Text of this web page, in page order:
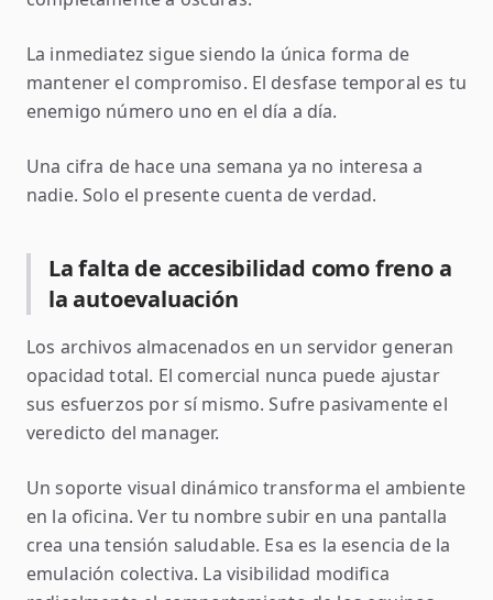
La inmediatez sigue siendo la única forma de
mantener el compromiso. El desfase temporal es tu
enemigo número uno en el día a día.
Una cifra de hace una semana ya no interesa a
nadie. Solo el presente cuenta de verdad.
La falta de accesibilidad como freno a
la autoevaluación
Los archivos almacenados en un servidor generan
opacidad total. El comercial nunca puede ajustar
sus esfuerzos por sí mismo. Sufre pasivamente el
veredicto del manager.
Un soporte visual dinámico transforma el ambiente
en la oficina. Ver tu nombre subir en una pantalla
crea una tensión saludable. Esa es la esencia de la
emulación colectiva. La visibilidad modifica